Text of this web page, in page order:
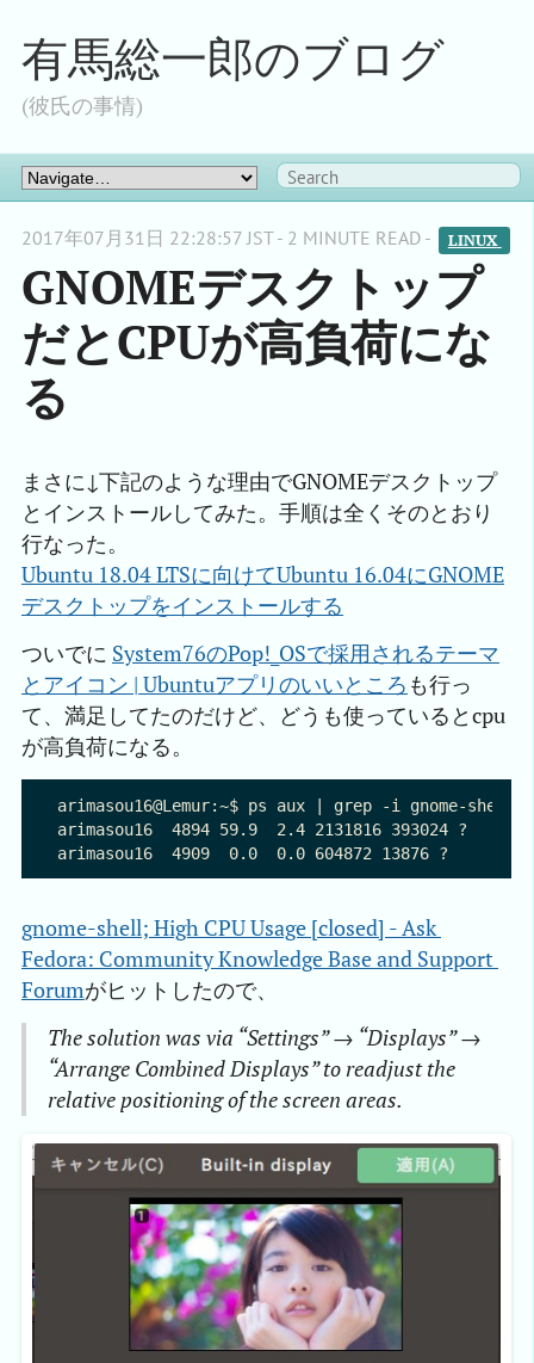
有馬総一郎のブログ
(彼氏の事情)
2017年07月31日 22:28:57 JST - 2 MINUTE READ - LINUX
GNOMEデスクトップ
だとCPUが高負荷にな
る
まさに↓下記のような理由でGNOMEデスクトップ
とインストールしてみた。手順は全くそのとおり
行なった。
Ubuntu 18.04 LTSに向けてUbuntu 16.04にGNOME
デスクトップをインストールする
ついでに System76のPop!_OSで採用されるテーマ
とアイコン | Ubuntuアプリのいいところ も行っ
て、満足してたのだけど、どうも使っているとcpu
が高負荷になる。
arimasou16@Lemur:~$ ps aux | grep -i gnome-
arimasou16  4894 59.9  2.4 2131816 393024 ?
gnome-shell; High CPU Usage [closed] - Ask
Fedora: Community Knowledge Base and Support
Forumがヒットしたので、
The solution was via “Settings” → “Displays” →
“Arrange Combined Displays” to readjust the
relative positioning of the screen areas.